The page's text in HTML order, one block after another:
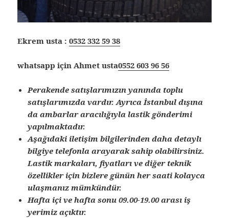
Ekrem usta :0532 332 59 38
whatsapp için Ahmet usta0552 603 96 56
Perakende satışlarımızın yanında toplu
satışlarımızda vardır. Ayrıca İstanbul dışına
da ambarlar aracılığıyla lastik gönderimi
yapılmaktadır.
Aşağıdaki iletişim bilgilerinden daha detaylı
bilgiye telefonla arayarak sahip olabilirsiniz.
Lastik markaları, fiyatları ve diğer teknik
özellikler için bizlere günün her saati kolayca
ulaşmanız mümkündür.
Hafta içi ve hafta sonu 09.00-19.00 arası iş
yerimiz açıktır.